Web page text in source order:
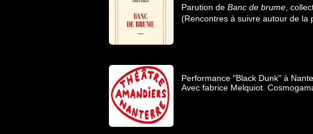
Parution de Banc de brume ,
(Rencontres à suivre autour de la
Performance "Black Dunk" à
Avec fabrice Melquiot.